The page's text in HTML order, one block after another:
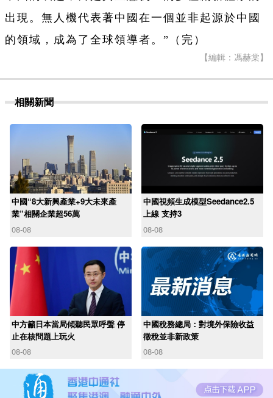
出現。無人機代表著中國在一個並非起源於中國
的領域，成為了全球領導者。”（完）
【編輯：馮赫棠】
相關新聞
中國“8大新興產業+9大未來產
業”相關企業超56萬
08-08
中國視頻生成模型Seedance2.5
上線 支持3
08-08
中方籲日本當局傾聽民眾呼聲 停
止在核問題上玩火
08-08
中國稅務總局：對境外保險收益
徵稅並非新政策
08-08